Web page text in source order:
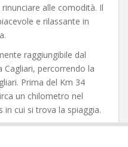
alle comodità. Il
e rilassante in
raggiungibile dal
Cagliari, percorrendo la
Prima del Km 34
un chilometro nel
cui si trova la spiaggia.